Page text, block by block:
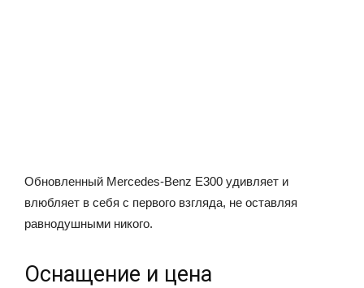
Обновленный Mercedes-Benz Е300 удивляет и
влюбляет в себя с первого взгляда, не оставляя
равнодушными никого.
Оснащение и цена